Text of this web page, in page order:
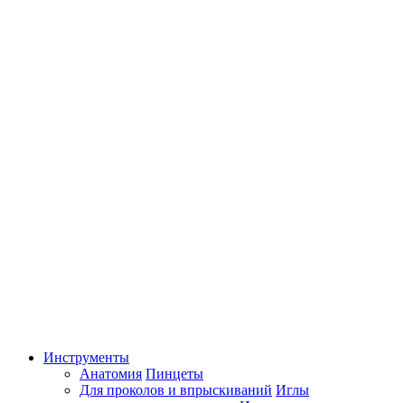
Инструменты
Анатомия Пинцеты
Для проколов и впрыскиваний Иглы